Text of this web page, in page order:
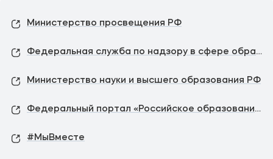
Министерство просвещения РФ
Федеральная служба по надзору в сфере образования и науки
Министерство науки и высшего образования РФ
Федеральный портал «Российское образование»
#МыВместе